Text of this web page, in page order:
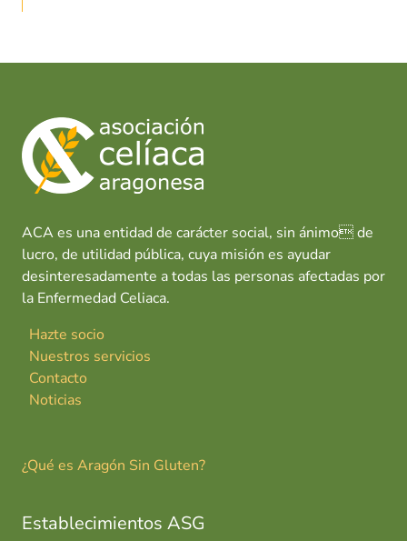
ACA es una entidad de carácter social, sin ánimo de
lucro, de utilidad pública, cuya misión es ayudar
desinteresadamente a todas las personas afectadas por
la Enfermedad Celiaca.
Hazte socio
Nuestros servicios
Contacto
Noticias
¿Qué es Aragón Sin Gluten?
Establecimientos ASG